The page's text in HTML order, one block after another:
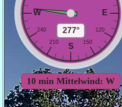
10 min Mittelwind: W